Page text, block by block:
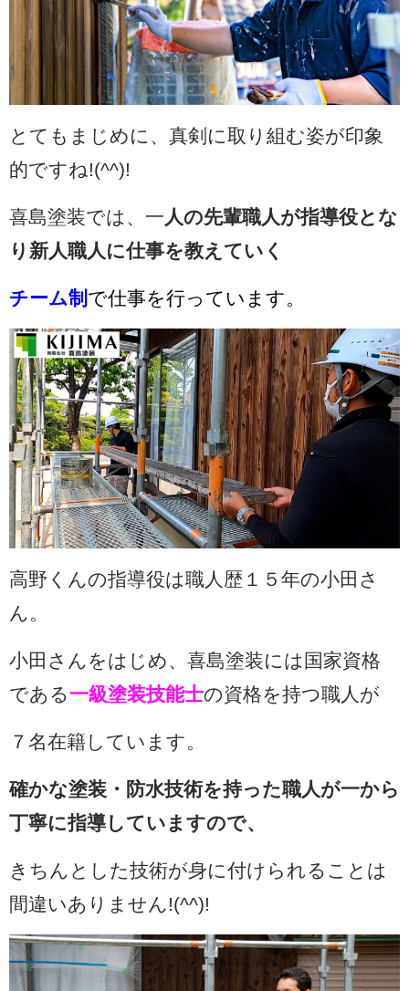
とてもまじめに、真剣に取り組む姿が印象
的ですね!(^^)!
喜島塗装では、一 人の先輩職人が指導役とな
り新人職人に仕事を教えていく
チーム制 で仕事を行っています。
高野くんの指導役は職人歴１５年の小田さ
ん。
小田さんをはじめ、喜島塗装には国家資格
である一級塗装技能士の資格を持つ職人が
７名在籍しています。
確かな塗装・防水技術を持った職人が一から
丁寧に指導していますので、
きちんとした技術が身に付けられることは
間違いありません!(^^)!